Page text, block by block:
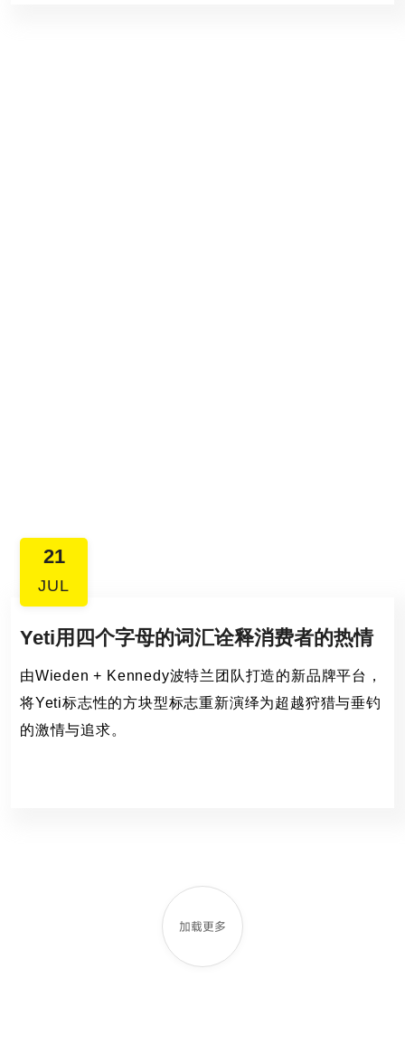
21
JUL
Yeti用四个字母的词汇诠释消费者的热情
由Wieden + Kennedy波特兰团队打造的新品牌平台，
将Yeti标志性的方块型标志重新演绎为超越狩猎与垂钓
的激情与追求。
加载更多